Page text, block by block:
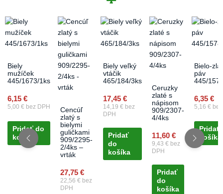
Biely
mužíček
445/1673/1ks
6,15 €
5,00 € bez DPH
Pridať do
košíka
Cencúľ
zlatý s
bielymi
guličkami
909/2295-
2/4ks –
vrták
27,75 €
22,56 € bez
DPH
Biely veľký
vtáčik
465/184/3ks
17,45 €
14,19 €bez
DPH
Pridať
do
košíka
Ceruzky
zlaté s
nápisom
909/2307-
4/4ks
11,60 €
9,43 €bez
DPH
Pridať
do
košíka
Bielo-
páv
445/
6,35 €
5,16 €
Pridať
košíka